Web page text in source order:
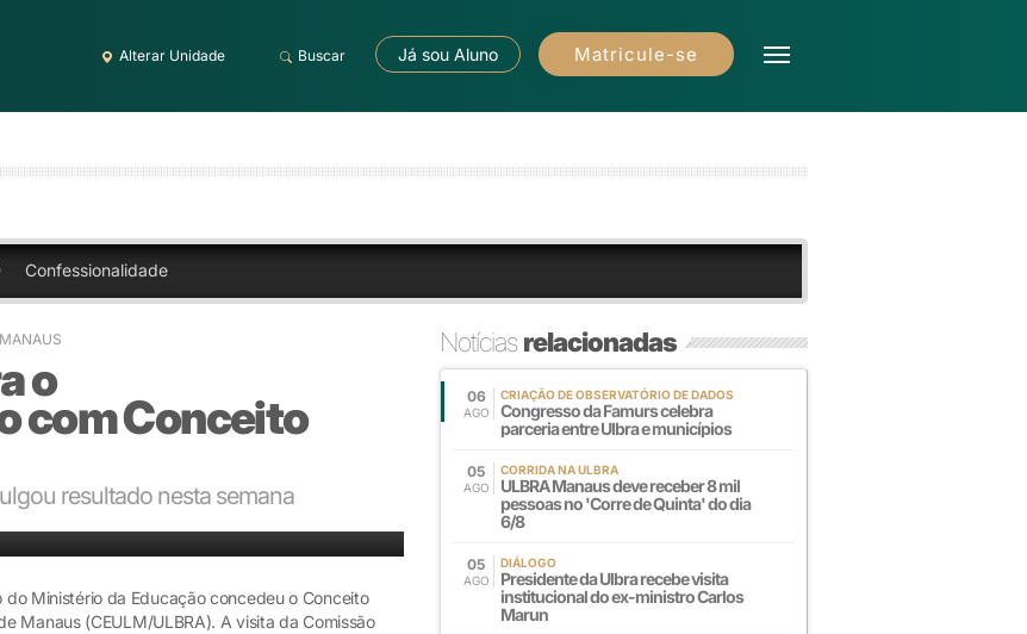
Alterar Unidade Buscar Já sou Aluno Matricule-se
Confessionalidade
o
com Conceito
resultado nesta semana
Ministério da Educação concedeu o Conceito
Manaus (CEULM/ULBRA). A visita da Comissão
Notíciasrelacionadas
06
AGO
CRIAÇÃO DE OBSERVATÓRIO DE DADOS
Congresso da Famurs celebra
parceria entre Ulbra e municípios
05
AGO
CORRIDA NA ULBRA
ULBRA Manaus deve receber 8 mil
pessoas no 'Corre de Quinta' do dia
6/8
05
AGO
DIÁLOGO
Presidente da Ulbra recebe visita
institucional do ex-ministro Carlos
Marun